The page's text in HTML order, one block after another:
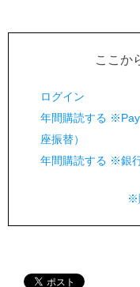
ここか
ログイン
年間購読する
座振替）
年間購読する ※銀
※